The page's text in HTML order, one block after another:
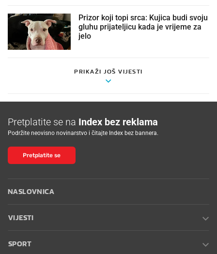
Prizor koji topi srca: Kujica budi svoju
gluhu prijateljicu kada je vrijeme za
jelo
PRIKAŽI JOŠ VIJESTI
Pretplatite se na Index bez reklama
Podržite neovisno novinarstvo i čitajte Index bez bannera.
Pretplatite se
NASLOVNICA
VIJESTI
SPORT